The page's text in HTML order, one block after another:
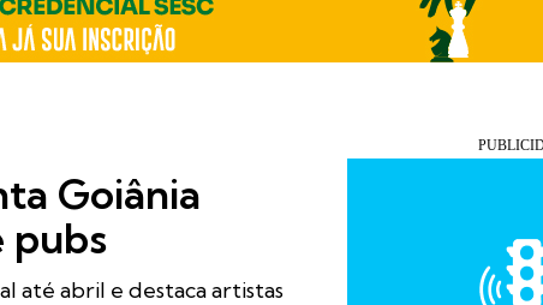
Goiânia
pubs
até abril e destaca artistas